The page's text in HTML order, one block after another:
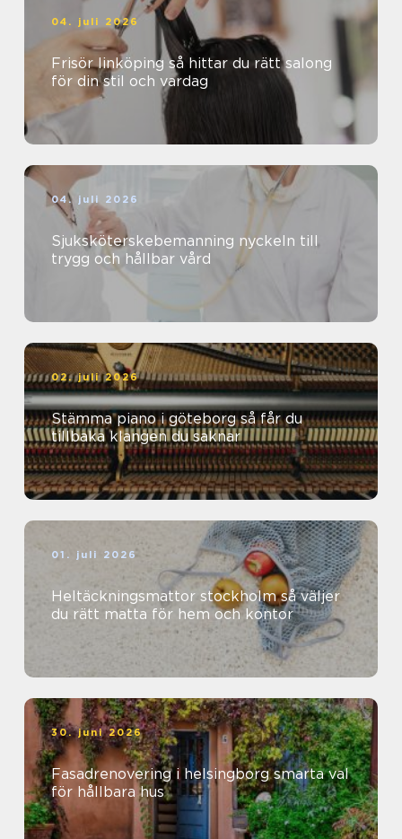
04. juli 2026
Frisör linköping så hittar du rätt salong
för din stil och vardag
04. juli 2026
Sjuksköterskebemanning nyckeln till
trygg och hållbar vård
02. juli 2026
Stämma piano i göteborg så får du
tillbaka klangen du saknar
01. juli 2026
Heltäckningsmattor stockholm så väljer
du rätt matta för hem och kontor
30. juni 2026
Fasadrenovering i helsingborg smarta val
för hållbara hus